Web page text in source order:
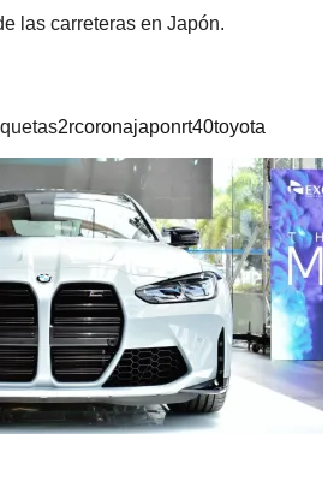
las carreteras en Japón.
2rcoronajaponrt40toyota